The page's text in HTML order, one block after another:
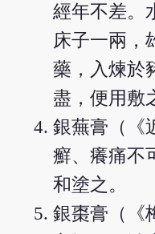
經年不差。
床子一兩，
藥，入煉於
盡，便用敷
銀蕪膏（《
癬、癢痛不
和塗之。
銀棗膏（《